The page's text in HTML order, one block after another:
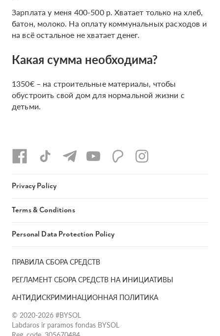
Зарплата у меня 400-500 р. Хватает только на хлеб,
батон, молоко. На оплату коммунальных расходов и
на всё остальное не хватает денег.
Какая сумма необходима?
1350€ – на строительные материалы, чтобы
обустроить свой дом для нормальной жизни с
детьми.
ПРАВИЛА СБОРА СРЕДСТВ
РЕГЛАМЕНТ СБОРА СРЕДСТВ НА ИНИЦИАТИВЫ
АНТИДИСКРИМИНАЦИОННАЯ ПОЛИТИКА
© 2020-2026 #BYSOL
Labdaros ir paramos fondas BYSOL
Privacy Policy
Terms & Conditions
Personal Data Protection Policy